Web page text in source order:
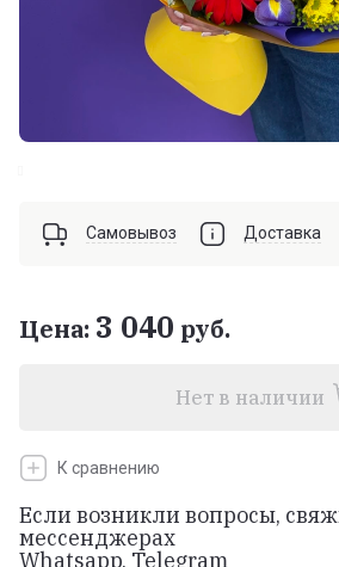
Самовывоз Доставка
Цена: 3 040 руб.
Нет в наличии
К сравнению
Если возникли вопросы,
мессенджерах
Whatsapp, Telegram